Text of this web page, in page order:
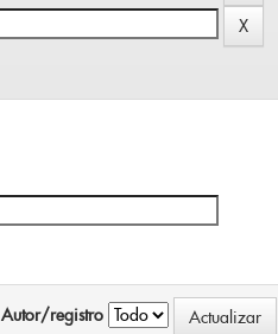
Autor/registro